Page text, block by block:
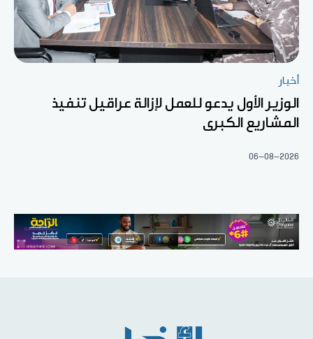
أخبار
الوزير الأول يدعو للعمل لإزالة عراقيل تنفيذ
المشاريع الكبرى
06-08-2026